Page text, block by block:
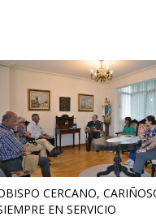
CERCANO,
EN SERVICIO